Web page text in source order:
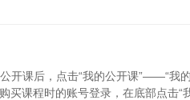
开课后，点击“我的公开课”——“我
买课程时的账号登录，在底部点击“